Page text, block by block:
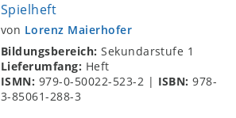
Spielheft
von Lorenz Maierhofer
Bildungsbereich:Sekundarstufe 1
Lieferumfang: Heft
ISMN: 979-0-50022-523-2 | ISBN:978-
3-85061-288-3